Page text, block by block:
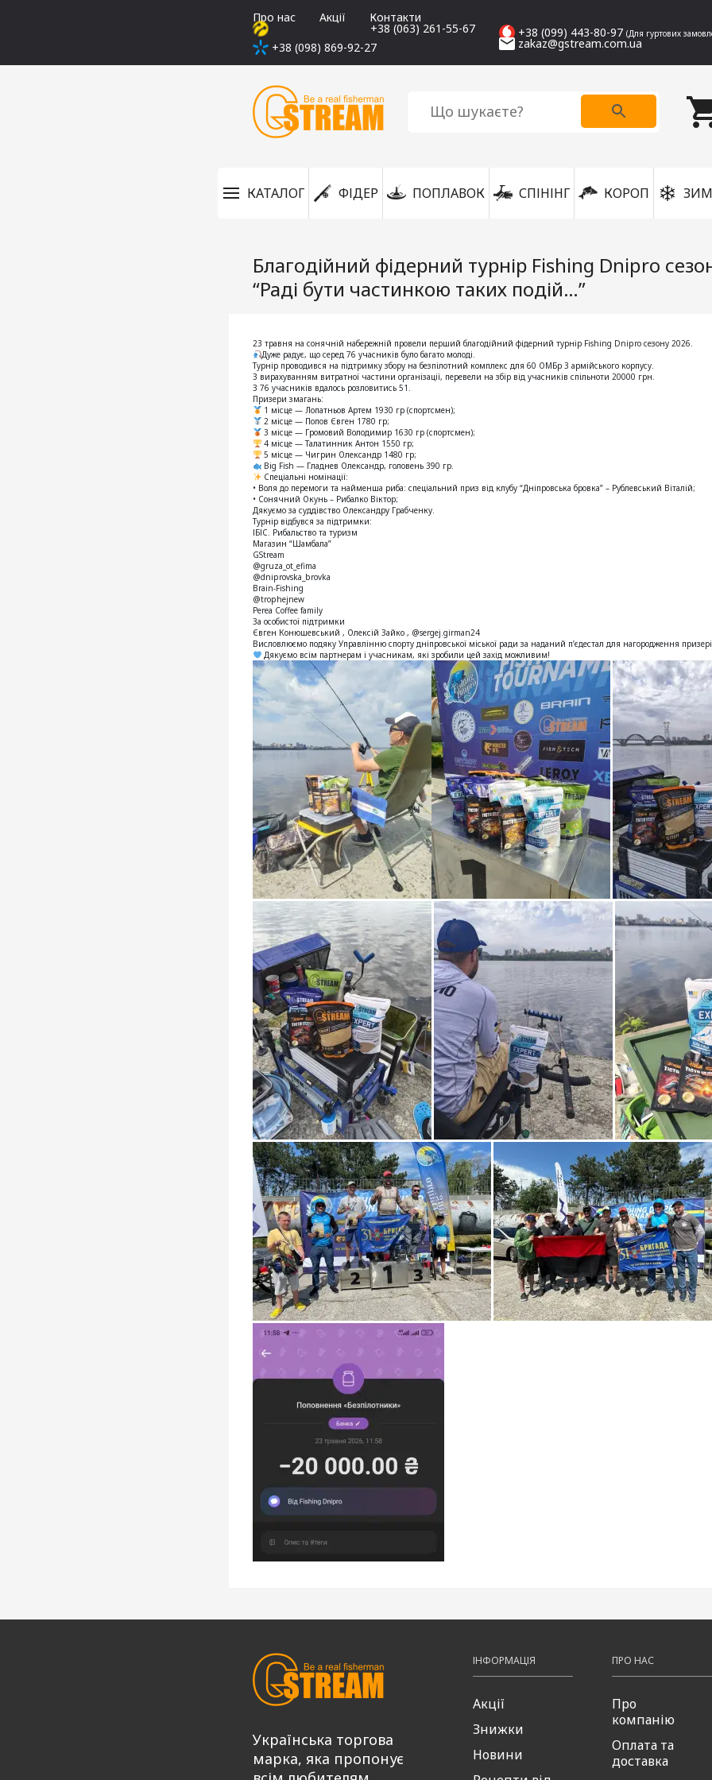
Про нас Акції Контакти
+38 (063) 261-55-67
+38 (098) 869-92-27
+38 (099) 443-80-97 (Для гуртових
zakaz@gstream.com.ua
КАТАЛОГ ФІДЕР ПОПЛАВОК СПІНІНГ КОРОП
Благодійний фідерний турнір Fishing Dnipro
“Раді бути частинкою таких подій…”
23 травня на сонячній набережній провели перший благодійний фідерний турнір Fishing Dnipro сезону 2026.
Дуже радує, що серед 76 учасників було багато молоді.
Турнір проводився на підтримку збору на безпілотний комплекс для 60 ОМБр 3 армійського корпусу.
З вирахуванням витратної частини організації, перевели на збір від учасників спільноти 20000 грн.
З 76 учасників вдалось розловитись 51.
Призери змагань:
1 місце — Лопатньов Артем 1930 гр (спортсмен);
2 місце — Попов Євген 1780 гр;
3 місце — Громовий Володимир 1630 гр (спортсмен);
4 місце — Талатинник Антон 1550 гр;
5 місце — Чигрин Олександр 1480 гр;
Big Fish — Гладнев Олександр, головень 390 гр.
Спеціальні номінації:
• Воля до перемоги та найменша риба: спеціальний приз від клубу “Дніпровська бровка” – Рублевський Віталій;
• Сонячний Окунь – Рибалко Віктор;
Дякуємо за суддівство Олександру Грабченку.
Турнір відбувся за підтримки:
ІБІС. Рибальство та туризм
Магазин “Шамбала”
GStream
@gruza_ot_efima
@dniprovska_brovka
Brain-Fishing
@trophejnew
Perea Coffee family
За особистої підтримки
Євген Конюшевський , Олексій Зайко , @sergej.girman24
Висловлюємо подяку Управлінню спорту дніпровської міської ради за наданий п’єдестал для нагородження
Дякуємо всім партнерам і учасникам, які зробили цей захід можливим!
Українська торгова
марка, яка пропонує
ІНФОРМАЦІЯ
Акції
Знижки
Новини
ПРО НАС
Про
компанію
Оплата та
доставка